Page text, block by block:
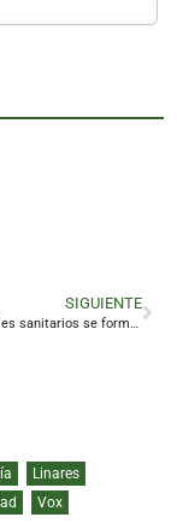
SIGUIENTE
Profesionales sanitarios se forman en bioética para mejorar la toma de decisiones clínicas
Linares
Vox